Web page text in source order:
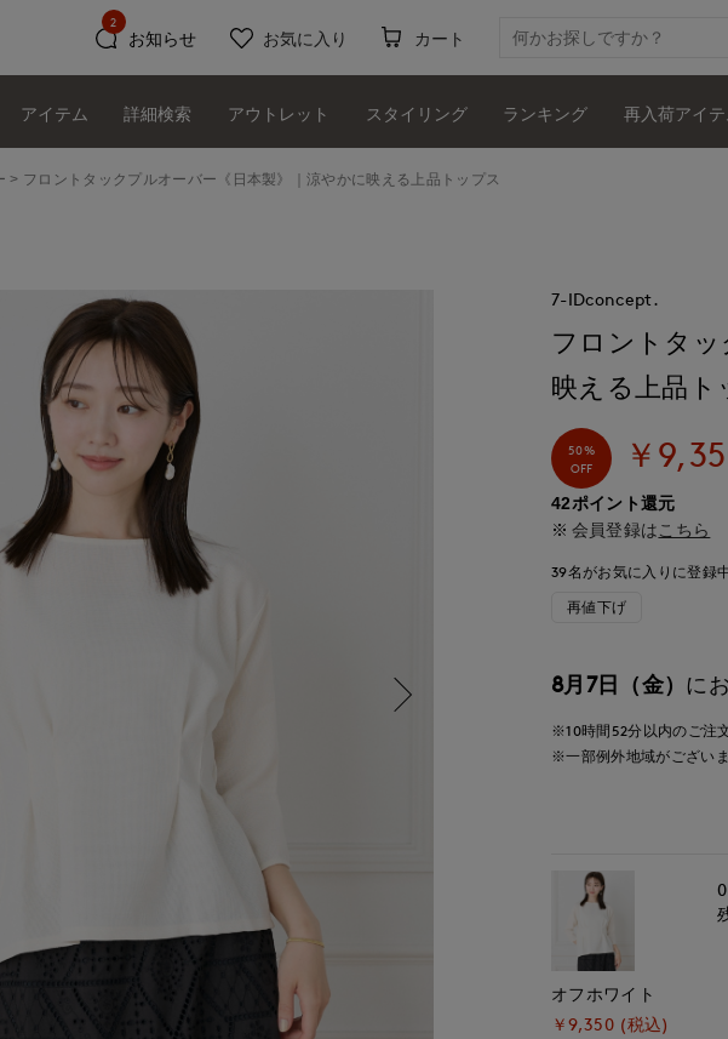
お知らせ
2
お気に入り カート
アイテム 詳細検索 アウトレット スタイリング ランキング 再入荷アイテ
フロントタックプルオーバー《日本製》｜涼やかに映える上品トップス
7-IDconcept.
フロントタッ
映える上品ト
50%
OFF
￥
42ポイント還元
会員登録は こちら
39名がお気に入りに登録
再値下げ
8月7日（金） に
※10時間 52分以内のご注
※一部例外地域がござい
オフホワイト
￥9,350 (税込)